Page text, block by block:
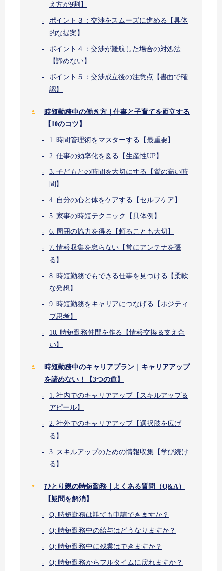
え方が9割】
ポイント３：交渉をスムーズに進める【具体
的な提案】
ポイント４：交渉が難航した場合の対処法
【諦めない】
ポイント５：交渉成立後の注意点【書面で確
認】
時短勤務中の働き方｜仕事と子育てを両立する
【10のコツ】
1. 時間管理術をマスターする【最重要】
2. 仕事の効率化を図る【生産性UP】
3. 子どもとの時間を大切にする【質の高い時
間】
4. 自分の心と体をケアする【セルフケア】
5. 家事の時短テクニック【具体例】
6. 周囲の協力を得る【頼ることも大切】
7. 情報収集を怠らない【常にアンテナを張
る】
8. 時短勤務でもできる仕事を見つける【柔軟
な発想】
9. 時短勤務をキャリアにつなげる【ポジティ
ブ思考】
10. 時短勤務仲間を作る【情報交換＆支え合
い】
時短勤務中のキャリアプラン｜キャリアアップ
を諦めない！【3つの道】
1. 社内でのキャリアアップ【スキルアップ＆
アピール】
2. 社外でのキャリアアップ【選択肢を広げ
る】
3. スキルアップのための情報収集【学び続け
る】
ひとり親の時短勤務｜よくある質問（Q&A）
【疑問を解消】
Q: 時短勤務は誰でも申請できますか？
Q: 時短勤務中の給与はどうなりますか？
Q: 時短勤務中に残業はできますか？
Q: 時短勤務からフルタイムに戻れますか？